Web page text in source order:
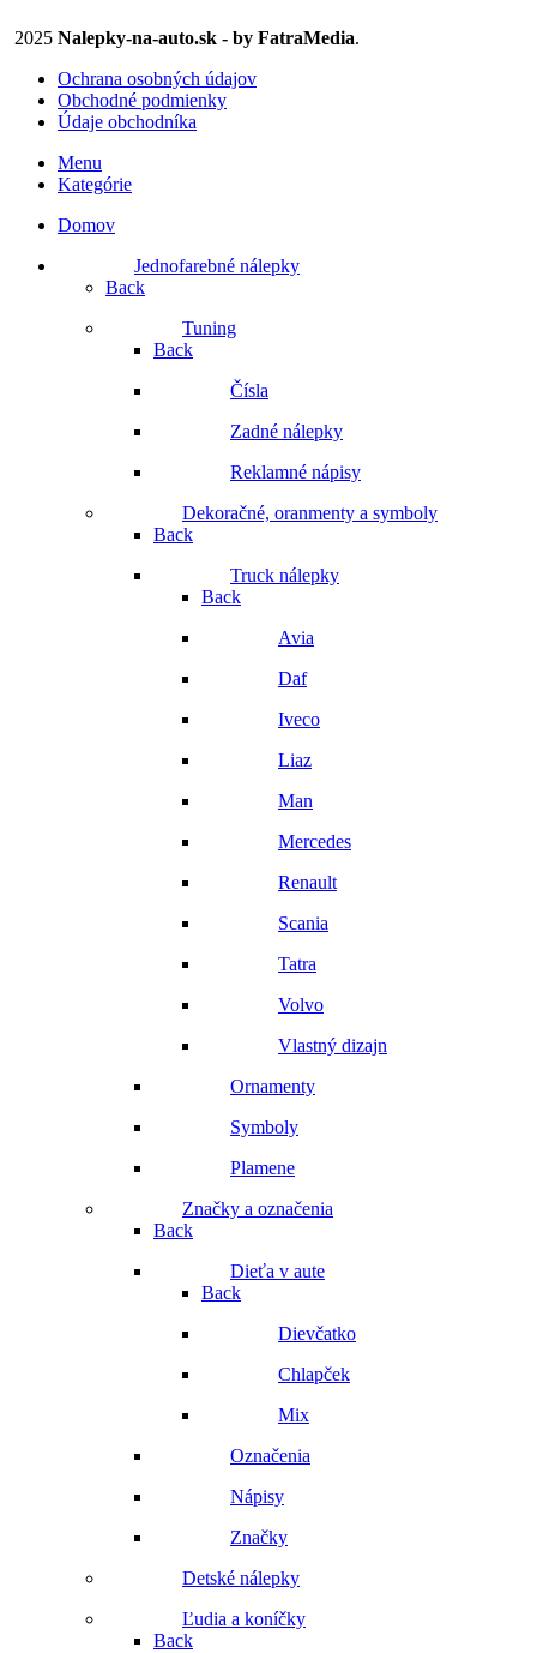
2025 Nalepky-na-auto.sk - by FatraMedia.
Ochrana osobných údajov
Obchodné podmienky
Údaje obchodníka
Menu
Kategórie
Domov
Jednofarebné nálepky
Back
Tuning
Back
Čísla
Zadné nálepky
Reklamné nápisy
Dekoračné, oranmenty a symboly
Back
Truck nálepky
Back
Avia
Daf
Iveco
Liaz
Man
Mercedes
Renault
Scania
Tatra
Volvo
Vlastný dizajn
Ornamenty
Symboly
Plamene
Značky a označenia
Back
Dieťa v aute
Back
Dievčatko
Chlapček
Mix
Označenia
Nápisy
Značky
Detské nálepky
Ľudia a koníčky
Back